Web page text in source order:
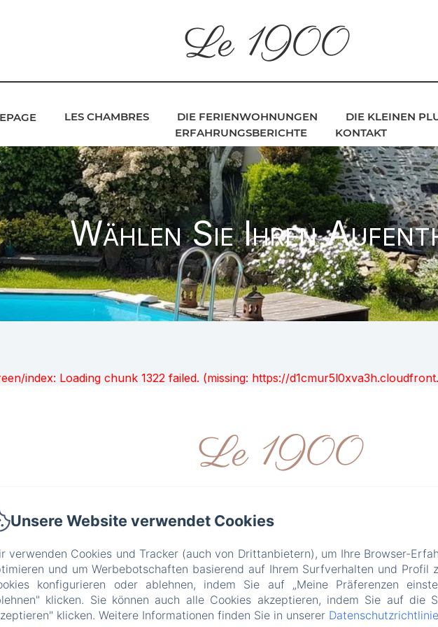
Le 1900
LES CHAMBRES DIE FERIENWOHNUNGEN DIE KLEINEN
ERFAHRUNGSBERICHTE
KONTAKT
Wählen Sie Ihren
index: Loading chunk 1322 failed. (missing: https://
Le 1900
15, rue René le Hérissé, Antrain, 35560 Val-Couesnon - 02.99.18.20.96 -
Verkaufsbedingungen
EN FR
DE
Powered mit Amenitiz
Unsere Website verwendet Cookies
verwenden Cookies und Tracker (auch von Drittanbietern), um Ihre Browser-
und um Werbebotschaften basierend auf Ihrem Surfverhalten und Profil
konfigurieren oder ablehnen, indem Sie auf „Meine Präferenzen
klicken. Sie können auch alle Cookies akzeptieren, indem Sie auf die
klicken. Weitere Informationen finden Sie in unserer Datenschutzrichtlinie